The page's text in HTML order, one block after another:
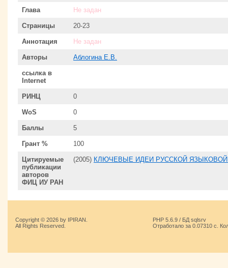
Глава Не задан
Страницы 20-23
Аннотация Не задан
Авторы Аблогина Е.В.
ссылка в
Internet
РИНЦ 0
WoS 0
Баллы 5
Грант % 100
Цитируемые
публикации
авторов
ФИЦ ИУ РАН
(2005) КЛЮЧЕВЫЕ ИДЕИ РУССКОЙ
Copyright © 2026 by IPIRAN.
All Rights Reserved.
PHP 5.6.9 / БД sqlsrv
Отработало за 0.07310 с.